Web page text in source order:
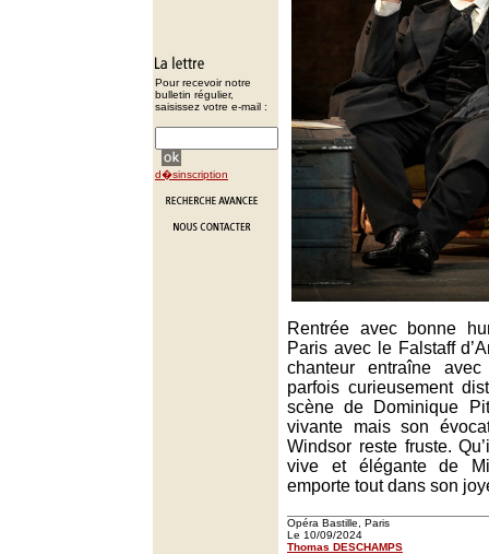
Pour recevoir notre
bulletin régulier,
saisissez votre e-mail :
d�sinscription
Rentrée avec bonne
Paris avec le Falstaff
chanteur entraîne
parfois curieusement
scène de Dominique
vivante mais son
Windsor reste fruste.
vive et élégante de
emporte tout dans son
Opéra Bastille, Paris
Le 10/09/2024
Thomas DESCHAMPS